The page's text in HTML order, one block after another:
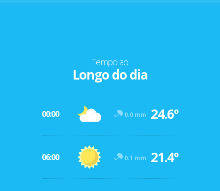
Tempo ao
Longo do dia
00:00 0.0 mm 24.6º
06:00 0.1 mm 21.4º